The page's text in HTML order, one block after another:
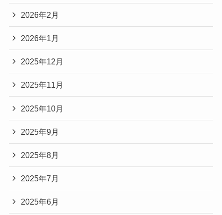
2026年2月
2026年1月
2025年12月
2025年11月
2025年10月
2025年9月
2025年8月
2025年7月
2025年6月